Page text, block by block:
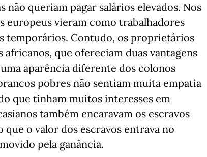
queriam pagar salários elevados. Nos
europeus vieram como trabalhadores
temporários. Contudo, os proprietários
que ofereciam duas vantagens
aparência diferente dos colonos
pobres não sentiam muita empatia
que tinham muitos interesses em
também encaravam os escravos
o valor dos escravos entrava no
pela ganância.